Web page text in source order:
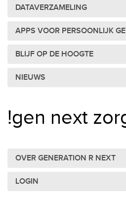
DATAVERZAMELING
APPS VOOR PERSOONLIJK
BLIJF OP DE HOOGTE
NIEUWS
!gen next
OVER GENERATION R NEXT
LOGIN